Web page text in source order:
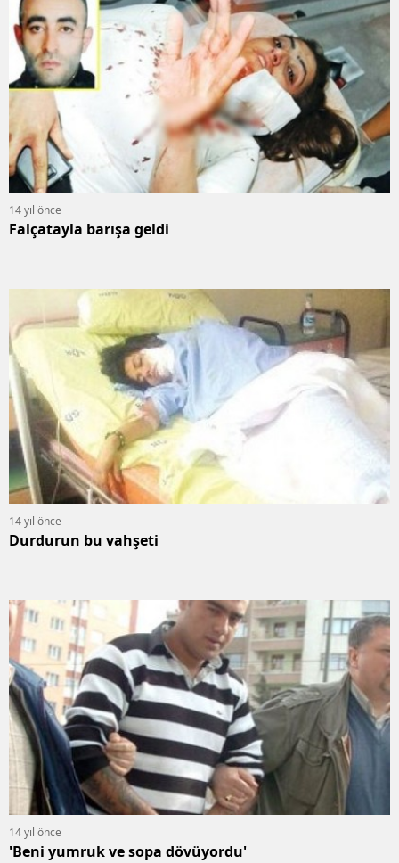
14 yıl önce
Falçatayla barışa geldi
14 yıl önce
Durdurun bu vahşeti
14 yıl önce
'Beni yumruk ve sopa dövüyordu'